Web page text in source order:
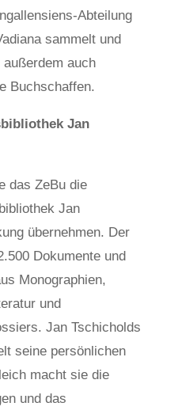
Abteilung
sammelt und
auch
Buchschaffen.
Jan
das ZeBu die
Jan
übernehmen. Der
Dokumente und
Monographien,
und
Jan Tschicholds
seine persönlichen
macht sie die
und das